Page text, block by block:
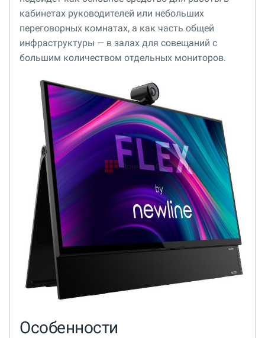
кабинетах руководителей или небольших
переговорных комнатах, а как часть общей
инфраструктуры — в залах для совещаний с
большим количеством отдельных мониторов.
Особенности